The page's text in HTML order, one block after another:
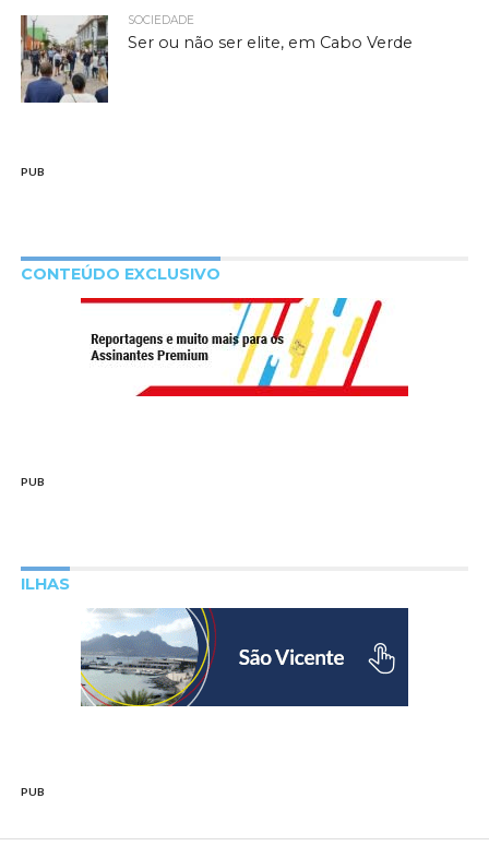
SOCIEDADE
Ser ou não ser elite, em Cabo Verde
PUB
CONTEÚDO EXCLUSIVO
PUB
ILHAS
PUB